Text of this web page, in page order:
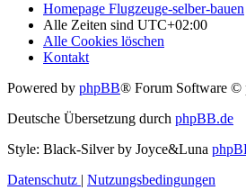
Homepage Flugzeuge-selber-bauen
Alle Zeiten sind UTC+02:00
Alle Cookies löschen
Kontakt
Powered by phpBB® Forum Software ©
Deutsche Übersetzung durch phpBB.de
Style: Black-Silver by Joyce&Luna
Datenschutz | Nutzungsbedingungen